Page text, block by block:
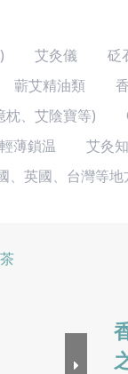
艾灸儀 砭
蘄艾精油類
枕、艾陰寶等)
薄鎖温
艾灸
、英國、台灣等地